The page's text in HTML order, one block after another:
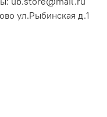
ул.Рыбинская д.1